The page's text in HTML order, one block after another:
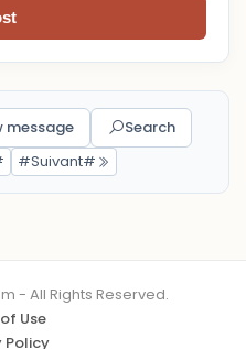
message
Search
#Suivant#
- All Rights Reserved.
Use
Policy